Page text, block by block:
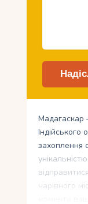
Мадагаскар
Індійського
захоплення
чарівного